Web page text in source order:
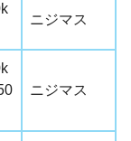
ニジマス
ニジマス